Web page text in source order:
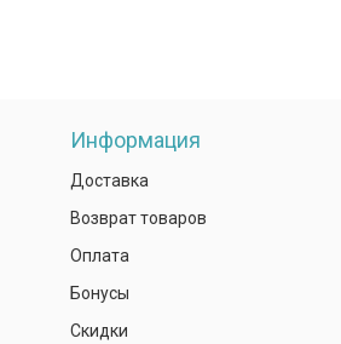
Информация
Доставка
Возврат товаров
Оплата
Бонусы
Скидки